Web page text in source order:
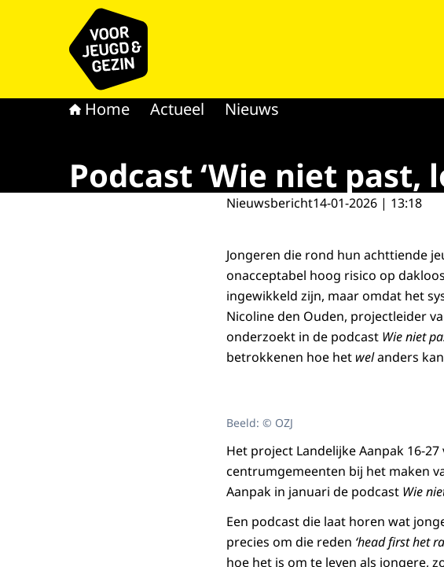
Naar de homepage van voor Jeugd & Gezin
Home Actueel Nieuws
Podcast ‘Wie niet
Nieuwsbericht14-01-2026 | 13:18
Jongeren die rond hun achttiende
onacceptabel hoog risico op
ingewikkeld zijn, maar omdat het
Nicoline den Ouden, projectleider
onderzoekt in de podcast Wie niet
betrokkenen hoe het welanders
Beeld: © OZJ
Het project Landelijke Aanpak 16-
centrumgemeenten bij het maken
Aanpak in januari de podcast Wie
Een podcast die laat horen wat
precies om die reden ‘head first het
hoe het is om te leven als jongere,